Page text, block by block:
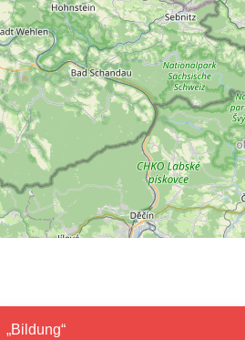
„Bildung“